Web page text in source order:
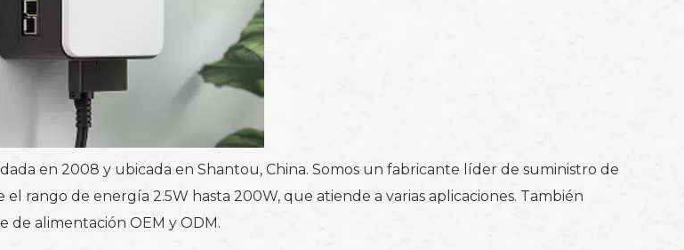
en 2008 y ubicada en Shantou, China. Somos un fabricante líder de suministro de
rango de energía 2.5W hasta 200W, que atiende a varias aplicaciones. También
de alimentación OEM y ODM.